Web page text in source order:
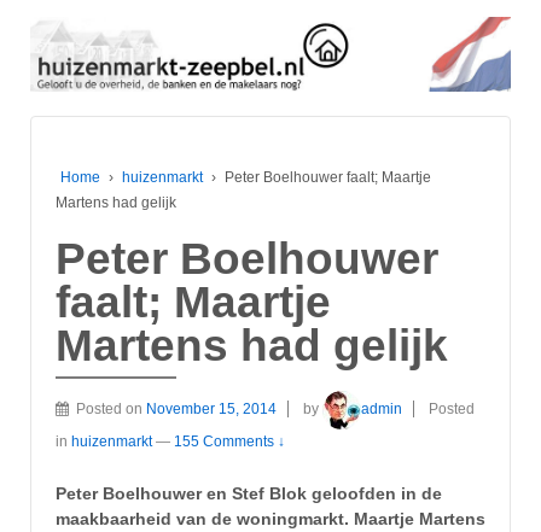
Home › huizenmarkt ›
Peter Boelhouwer faalt; Maartje
Martens had gelijk
Peter Boelhouwer
faalt; Maartje
Martens had gelijk
Posted on November 15, 2014 by admin
Posted
in huizenmarkt — 155 Comments ↓
Peter Boelhouwer en Stef Blok geloofden in de
maakbaarheid van de woningmarkt. Maartje Martens